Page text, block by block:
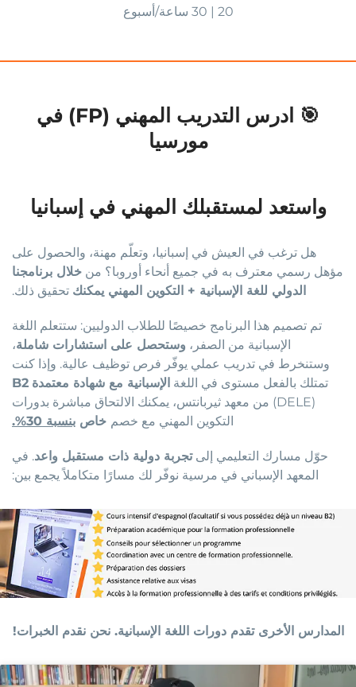
20 | 30 ساعة/أسبوع
🎯 ادرس التدريب المهني (FP) في
مورسيا
واستعد لمستقبلك المهني في إسبانيا
هل ترغب في العيش في إسبانيا، وتعلّم مهنة، والحصول على
مؤهل رسمي معترف به في جميع أنحاء أوروبا؟ من خلال برنامجنا
الدولي للغة الإسبانية + التكوين المهني يمكنكتحقيق ذلك.
تم تصميم هذا البرنامج خصيصًا للطلاب الدوليين: ستتعلم اللغة
الإسبانية من الصفر، وستحصل على استشارات شاملة،
وستنخرط في تدريب عملي يوفّر فرص توظيف عالية. وإذا كنت
تمتلك بالفعل مستوى
B2 في اللغة الإسبانية مع شهادة معتمدة
من معهد ثيربانتس (DELE)
، يمكنك الالتحاق مباشرة بدورات
التكوين المهني مع خصمخاص بنسبة 30 %.
حوّل مسارك التعليمي إلى تجربة دولية ذات مستقبل واعد. في
المعهد الإسباني في مرسية نوفّر لك مسارًا متكاملاً يجمع بين:
المدارس الأخرى تقدم دورات اللغة الإسبانية. نحن نقدم الخبرات!